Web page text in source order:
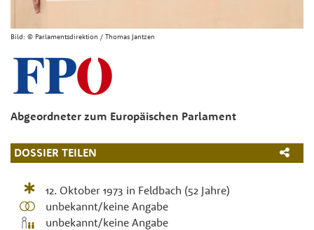
Bild: © Parlamentsdirektion / Thomas Jantzen
Abgeordneter zum Europäischen Parlament
DOSSIER TEILEN
12. Oktober 1973 in Feldbach (52 Jahre)
unbekannt/keine Angabe
unbekannt/keine Angabe